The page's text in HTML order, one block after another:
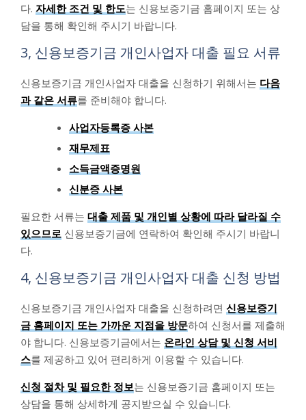
다. 자세한 조건 및 한도는 신용보증기금 홈페이지 또는 상
담을 통해 확인해 주시기 바랍니다.
3, 신용보증기금 개인사업자 대출 필요 서류
신용보증기금 개인사업자 대출을 신청하기 위해서는 다음
과 같은 서류를 준비해야 합니다.
사업자등록증 사본
재무제표
소득금액증명원
신분증 사본
필요한 서류는 대출 제품 및 개인별 상황에 따라 달라질 수
있으므로 신용보증기금에 연락하여 확인해 주시기 바랍니
다.
4, 신용보증기금 개인사업자 대출 신청 방법
신용보증기금 개인사업자 대출을 신청하려면 신용보증기
금 홈페이지 또는 가까운 지점을 방문하여 신청서를 제출해
야 합니다. 신용보증기금에서는 온라인 상담 및 신청 서비
스를 제공하고 있어 편리하게 이용할 수 있습니다.
신청 절차 및 필요한 정보는 신용보증기금 홈페이지 또는
상담을 통해 상세하게 공지받으실 수 있습니다.